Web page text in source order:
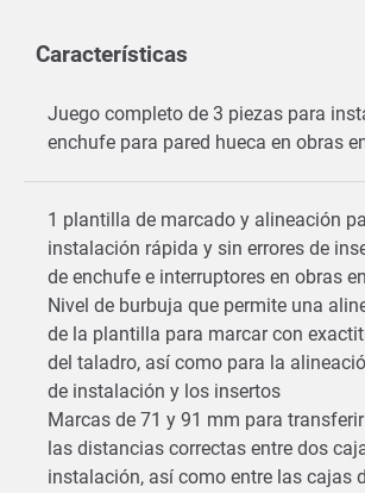
Características
Juego completo de 3 piezas para
enchufe para pared hueca en obras
1 plantilla de marcado y alineación
instalación rápida y sin errores de
de enchufe e interruptores en obras
Nivel de burbuja que permite una
de la plantilla para marcar con
del taladro, así como para la
de instalación y los insertos
Marcas de 71 y 91 mm para
las distancias correctas entre dos
instalación, así como entre las cajas